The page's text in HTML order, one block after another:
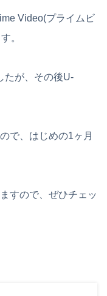
Video(プライムビ
。
たが、その後U-
で、はじめの1ヶ月
すので、ぜひチェッ